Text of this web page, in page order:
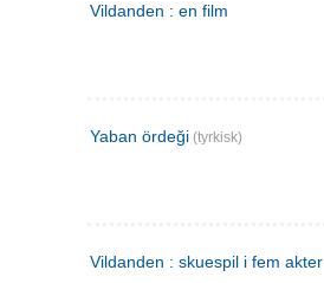
Vildanden : en film
Yaban ördeği (tyrkisk)
Vildanden : skuespil i fem akter